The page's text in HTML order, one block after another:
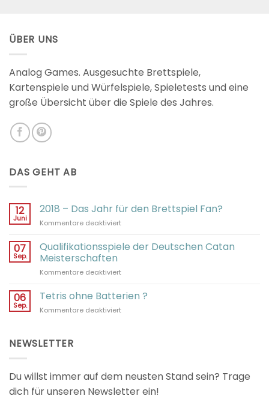
ÜBER UNS
Analog Games. Ausgesuchte Brettspiele,
Kartenspiele und Würfelspiele, Spieletests und eine
große Übersicht über die Spiele des Jahres.
DAS GEHT AB
12
Juni
2018 – Das Jahr für den Brettspiel Fan?
Kommentare deaktiviertfür
–
Das
für
Brettspiel
07
Sep.
Qualifikationsspiele der Deutschen Catan
Meisterschaften
Kommentare deaktiviertfür
der
Deutschen
Catan
06
Sep.
Tetris ohne Batterien ?
Kommentare deaktiviertfür
NEWSLETTER
Du willst immer auf dem neusten Stand sein? Trage
dich für unseren Newsletter ein!